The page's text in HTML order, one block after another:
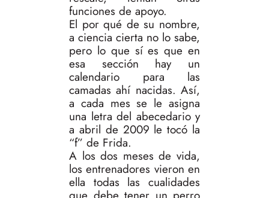
funciones de apoyo.
El por qué de su nombre,
a ciencia cierta no lo sabe,
pero lo que sí es que en
esa sección hay un
calendario para las
camadas ahí nacidas. Así,
a cada mes se le asigna
una letra del abecedario y
a abril de 2009 le tocó la
“f” de Frida.
A los dos meses de vida,
los entrenadores vieron en
ella todas las cualidades